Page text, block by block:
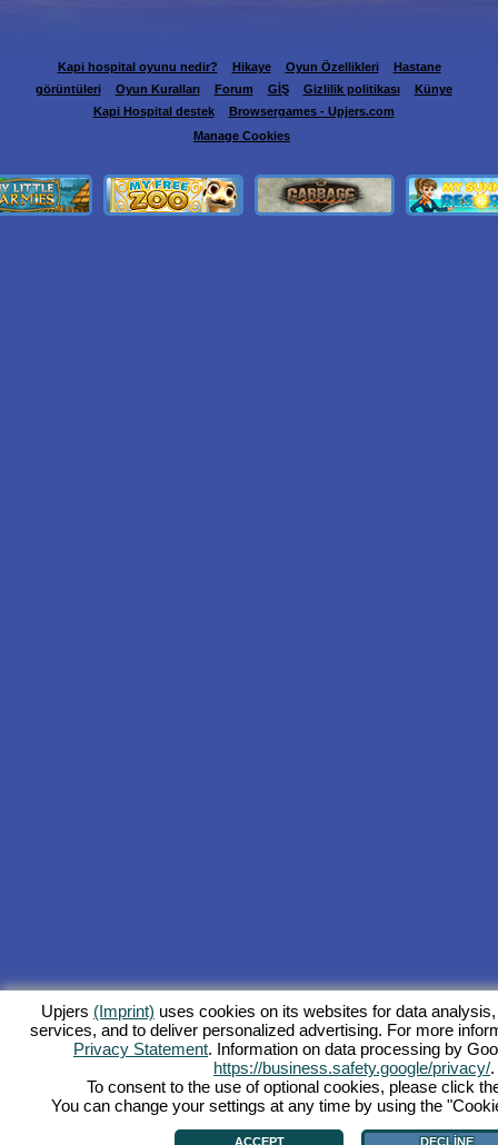
Kapi hospital oyunu nedir? Hikaye Oyun Özellikleri
Hastane
görüntüleri
Oyun Kuralları Forum GİŞ Gizlilik politikası
Künye
Kapi Hospital destek
Browsergames - Upjers.com
Manage Cookies
Upjers (Imprint) uses cookies on its websites for data
services, and to deliver personalized advertising. For more
Privacy Statement. Information on data processing by
https://business.safety.google/privacy/.
To consent to the use of optional cookies, please click
You can change your settings at any time by using the
ACCEPT DECLINE